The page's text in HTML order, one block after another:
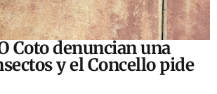
Coto denuncian una
y el Concello pide